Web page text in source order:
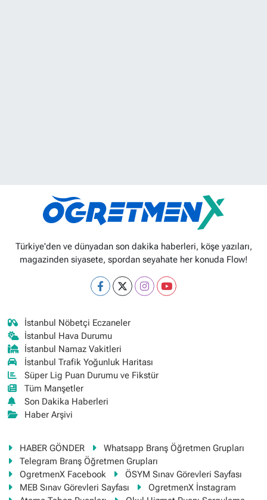
Türkiye'den ve dünyadan son dakika haberleri, köşe yazıları,
magazinden siyasete, spordan seyahate her konuda Flow!
İstanbul Nöbetçi Eczaneler
İstanbul Hava Durumu
İstanbul Namaz Vakitleri
İstanbul Trafik Yoğunluk Haritası
Süper Lig Puan Durumu ve Fikstür
Tüm Manşetler
Son Dakika Haberleri
Haber Arşivi
HABER GÖNDER
Whatsapp Branş Öğretmen Grupları
Telegram Branş Öğretmen Grupları
OgretmenX Facebook
ÖSYM Sınav Görevleri Sayfası
MEB Sınav Görevleri Sayfası
OgretmenX İnstagram